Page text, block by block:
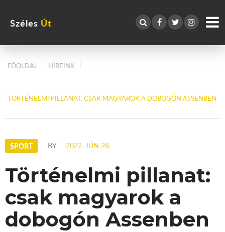
Széles Út
FŐOLDAL HÍREINK
TÖRTÉNELMI PILLANAT: CSAK MAGYAROK A DOBOGÓN ASSENBEN
SPORT BY 2022. JÚN 28.
Történelmi pillanat:
csak magyarok a
dobogón Assenben